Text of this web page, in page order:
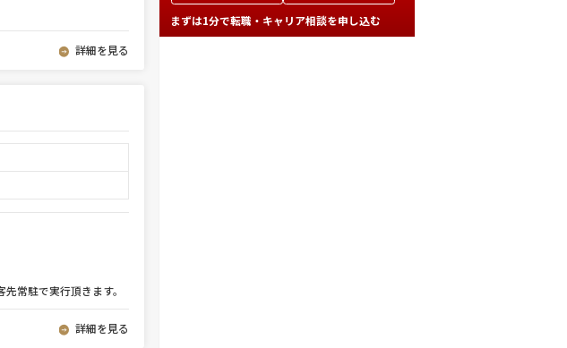
詳細を見る
常駐で実行頂きます。
詳細を見る
まずは1分で転職・キャリア相談を申し込む